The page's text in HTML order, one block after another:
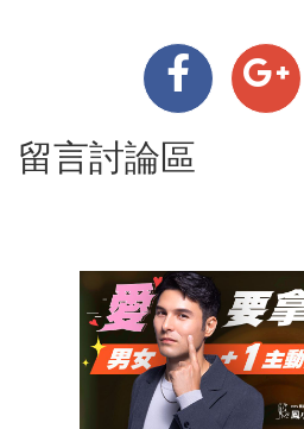
留言討論區